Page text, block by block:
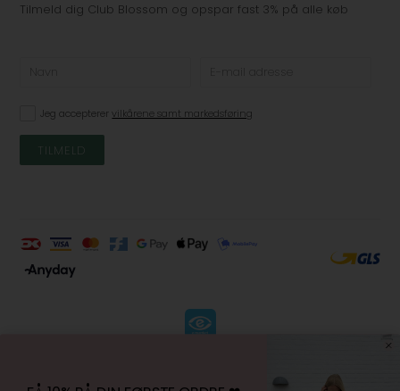
Tilmeld dig Club Blossom og opspar fast 3% på alle køb
Jeg accepterervilkårene samt markedsføring